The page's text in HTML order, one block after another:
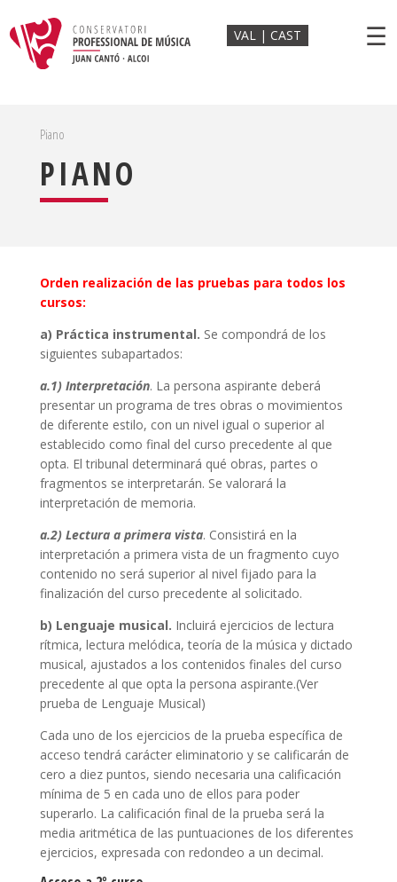
VAL CAST ☰
Piano
PIANO
Orden realización de las pruebas para todos los
cursos:
a) Práctica instrumental. Se compondrá de los
siguientes subapartados:
a.1) Interpretación. La persona aspirante deberá
presentar un programa de tres obras o movimientos
de diferente estilo, con un nivel igual o superior al
establecido como final del curso precedente al que
opta. El tribunal determinará qué obras, partes o
fragmentos se interpretarán. Se valorará la
interpretación de memoria.
a.2) Lectura a primera vista. Consistirá en la
interpretación a primera vista de un fragmento cuyo
contenido no será superior al nivel fijado para la
finalización del curso precedente al solicitado.
b) Lenguaje musical. Incluirá ejercicios de lectura
rítmica, lectura melódica, teoría de la música y dictado
musical, ajustados a los contenidos finales del curso
precedente al que opta la persona aspirante.(Ver
prueba de Lenguaje Musical)
Cada uno de los ejercicios de la prueba específica de
acceso tendrá carácter eliminatorio y se calificarán de
cero a diez puntos, siendo necesaria una calificación
mínima de 5 en cada uno de ellos para poder
superarlo. La calificación final de la prueba será la
media aritmética de las puntuaciones de los diferentes
ejercicios, expresada con redondeo a un decimal.